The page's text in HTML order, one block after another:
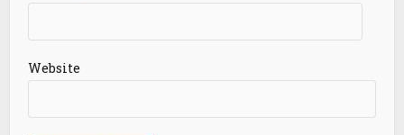
Website